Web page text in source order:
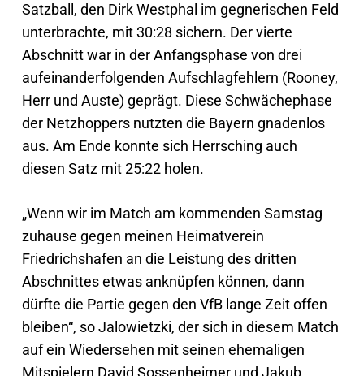
Satzball, den Dirk Westphal im gegnerischen Feld
unterbrachte, mit 30:28 sichern. Der vierte
Abschnitt war in der Anfangsphase von drei
aufeinanderfolgenden Aufschlagfehlern (Rooney,
Herr und Auste) geprägt. Diese Schwächephase
der Netzhoppers nutzten die Bayern gnadenlos
aus. Am Ende konnte sich Herrsching auch
diesen Satz mit 25:22 holen.
„Wenn wir im Match am kommenden Samstag
zuhause gegen meinen Heimatverein
Friedrichshafen an die Leistung des dritten
Abschnittes etwas anknüpfen können, dann
dürfte die Partie gegen den VfB lange Zeit offen
bleiben“, so Jalowietzki, der sich in diesem Match
auf ein Wiedersehen mit seinen ehemaligen
Mitspielern David Sossenheimer und Jakub